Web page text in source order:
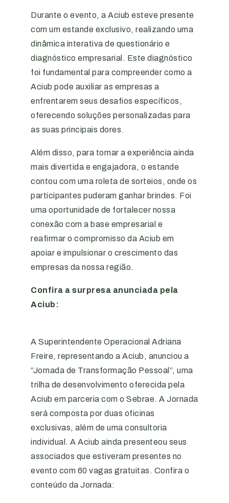
Durante o evento, a Aciub esteve presente
com um estande exclusivo, realizando uma
dinâmica interativa de questionário e
diagnóstico empresarial. Este diagnóstico
foi fundamental para compreender como a
Aciub pode auxiliar as empresas a
enfrentarem seus desafios específicos,
oferecendo soluções personalizadas para
as suas principais dores.
Além disso, para tornar a experiência ainda
mais divertida e engajadora, o estande
contou com uma roleta de sorteios, onde os
participantes puderam ganhar brindes. Foi
uma oportunidade de fortalecer nossa
conexão com a base empresarial e
reafirmar o compromisso da Aciub em
apoiar e impulsionar o crescimento das
empresas da nossa região.
Confira a surpresa anunciada pela
Aciub:
A Superintendente Operacional Adriana
Freire, representando a Aciub, anunciou a
“Jornada de Transformação Pessoal”, uma
trilha de desenvolvimento oferecida pela
Aciub em parceria com o Sebrae. A Jornada
será composta por duas oficinas
exclusivas, além de uma consultoria
individual. A Aciub ainda presenteou seus
associados que estiveram presentes no
evento com 60 vagas gratuitas. Confira o
conteúdo da Jornada: